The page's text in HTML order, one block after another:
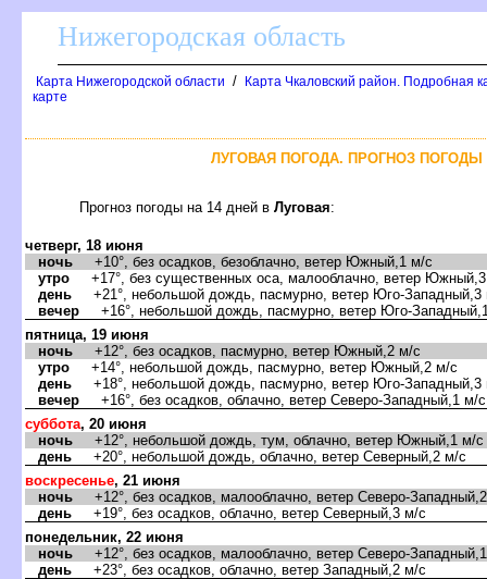
Нижегородская область
Карта Нижегородской области /
Карта Чкаловский район. Подробная
карте
ЛУГОВАЯ ПОГОДА. ПРОГНОЗ ПОГОДЫ
Прогноз погоды на 14 дней Луговая:
четверг, 18 июня
ночь +10°, без осадков, безоблачно, ветер Южный,1 м/с
утро +17°, без существенных оса, малооблачно, ветер
день +21°, небольшой дождь, пасмурно, ветер Юго-Западный,3
ечер +16°, небольшой дождь, пасмурно, ветер Юго-
пятница, 19 июня
ночь +12°, без осадков, пасмурно, ветер Южный,2 м/с
утро +14°, небольшой дождь, пасмурно, ветер Южный,2 м/с
день +18°, небольшой дождь, пасмурно, ветер Юго-Западный,3
ечер +16°, без осадков, облачно, ветер Северо-Западный,1 м/с
суббота, 20 июня
ночь +12°, небольшой дождь, тум, облачно, ветер Южный,1 м/с
день +20°, небольшой дождь, облачно, ветер Северный,2 м/с
оскресенье, 21 июня
ночь +12°, без осадков, малооблачно, ветер Северо-
день +19°, без осадков, облачно, ветер Северный,3 м/с
понедельник, 22 июня
ночь +12°, без осадков, малооблачно, ветер Северо-
день +23°, без осадков, облачно, ветер Западный,2 м/с